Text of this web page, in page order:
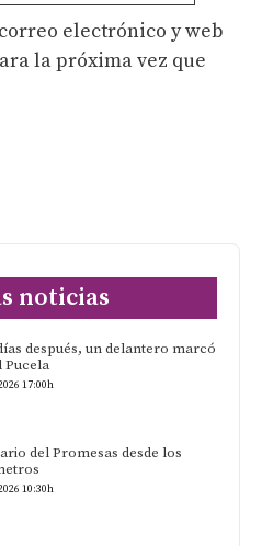
electrónico y web
la próxima vez que
noticias
después, un delantero marcó
Pucela
17:00h
del Promesas desde los
10:30h